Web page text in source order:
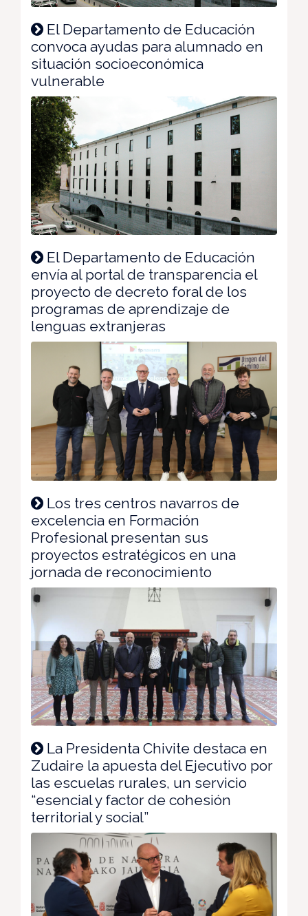
El Departamento de Educación
convoca ayudas para alumnado en
situación socioeconómica
vulnerable
El Departamento de Educación
envía al portal de transparencia el
proyecto de decreto foral de los
programas de aprendizaje de
lenguas extranjeras
Los tres centros navarros de
excelencia en Formación
Profesional presentan sus
proyectos estratégicos en una
jornada de reconocimiento
La Presidenta Chivite destaca en
Zudaire la apuesta del Ejecutivo por
las escuelas rurales, un servicio
“esencial y factor de cohesión
territorial y social”